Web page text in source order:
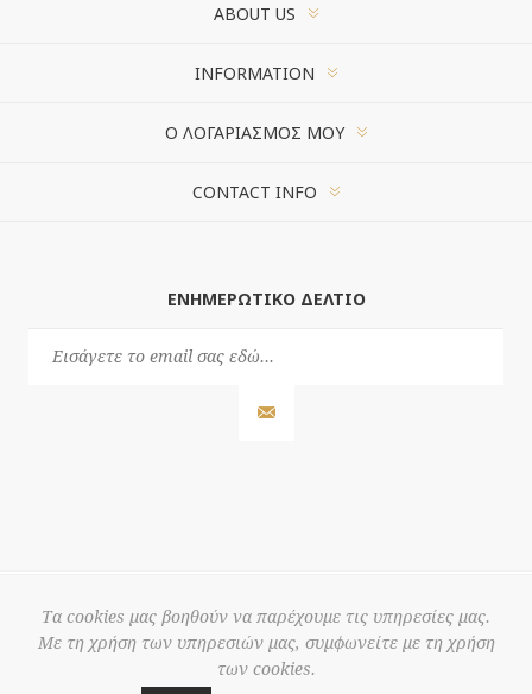
ABOUT US
INFORMATION
Ο ΛΟΓΑΡΙΑΣΜΌΣ ΜΟΥ
CONTACT INFO
ΕΝΗΜΕΡΩΤΙΚΌ ΔΕΛΤΊΟ
© 2026 3S
Powered by
Τα cookies μας βοηθούν να παρέχουμε τις υπηρεσίες μας.
Με τη χρήση των υπηρεσιών μας, συμφωνείτε με τη χρήση
των cookies.